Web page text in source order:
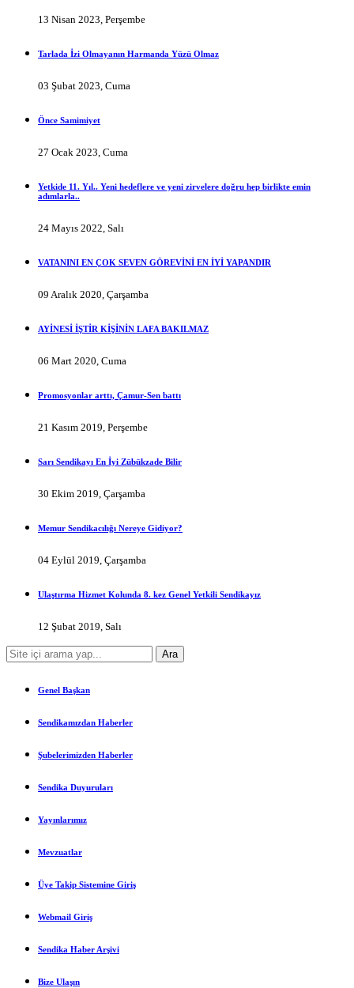
13 Nisan 2023, Perşembe
Tarlada İzi Olmayanın Harmanda Yüzü Olmaz
03 Şubat 2023, Cuma
Önce Samimiyet
27 Ocak 2023, Cuma
Yetkide 11. Yıl.. Yeni hedeflere ve yeni zirvelere doğru hep birlikte emin
adımlarla..
24 Mayıs 2022, Salı
VATANINI EN ÇOK SEVEN GÖREVİNİ EN İYİ YAPANDIR
09 Aralık 2020, Çarşamba
AYİNESİ İŞTİR KİŞİNİN LAFA BAKILMAZ
06 Mart 2020, Cuma
Promosyonlar arttı, Çamur-Sen battı
21 Kasım 2019, Perşembe
Sarı Sendikayı En İyi Zübükzade Bilir
30 Ekim 2019, Çarşamba
Memur Sendikacılığı Nereye Gidiyor?
04 Eylül 2019, Çarşamba
Ulaştırma Hizmet Kolunda 8. kez Genel Yetkili Sendikayız
12 Şubat 2019, Salı
Genel Başkan
Sendikamızdan Haberler
Şubelerimizden Haberler
Sendika Duyuruları
Yayınlarımız
Mevzuatlar
Üye Takip Sistemine Giriş
Webmail Giriş
Sendika Haber Arşivi
Bize Ulaşın